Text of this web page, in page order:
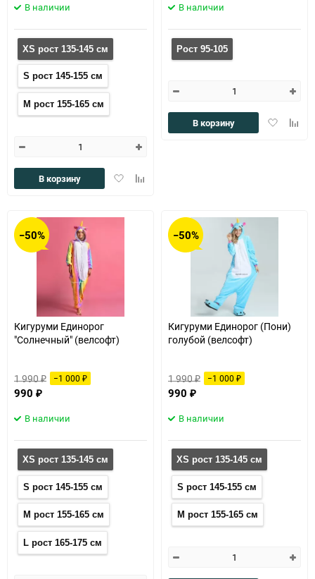
В наличии
XS рост 135-145 см
S рост 145-155 см
M рост 155-165 см
ДобавитьДобавить
В корзину
В наличии
Рост 95-105
Добавить
В корзину
−50%
Кигуруми Единорог
"Солнечный" (велсофт)
1 990₽ −1 000 ₽
990 ₽
В наличии
XS рост 135-145 см
S рост 145-155 см
M рост 155-165 см
L рост 165-175 см
−50%
Кигуруми Единорог (Пони)
голубой (велсофт)
1 990₽ −1 000 ₽
990 ₽
В наличии
XS рост 135-145 см
S рост 145-155 см
M рост 155-165 см